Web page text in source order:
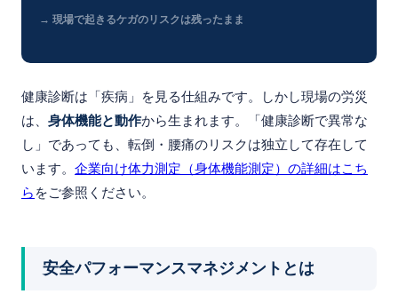
→ 現場で起きるケガのリスクは残ったまま
健康診断は「疾病」を見る仕組みです。しかし現場の労災
は、 身体機能と動作から生まれます。「健康診断で異常な
し」であっても、転倒・腰痛のリスクは独立して存在して
います。 企業向け体力測定（身体機能測定）の詳細はこち
ら をご参照ください。
安全パフォーマンスマネジメントとは